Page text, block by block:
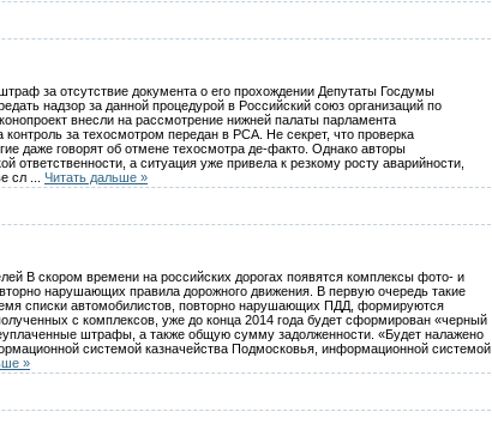
за отсутствие документа о его прохождении Депутаты Госдумы
надзор за данной процедурой в Российский союз организаций по
внесли на рассмотрение нижней палаты парламента
за техосмотром передан в РСА. Не секрет, что проверка
даже говорят об отмене техосмотра де-факто. Однако авторы
ответственности, а ситуация уже привела к резкому росту аварийности,
сл
Читать дальше »
В скором времени на российских дорогах появятся комплексы фото- и
нарушающих правила дорожного движения. В первую очередь такие
списки автомобилистов, повторно нарушающих ПДД, формируются
с комплексов, уже до конца 2014 года будет сформирован «черный
штрафы, а также общую сумму задолженности. «Будет налажено
системой казначейства Подмосковья, информационной системой
»